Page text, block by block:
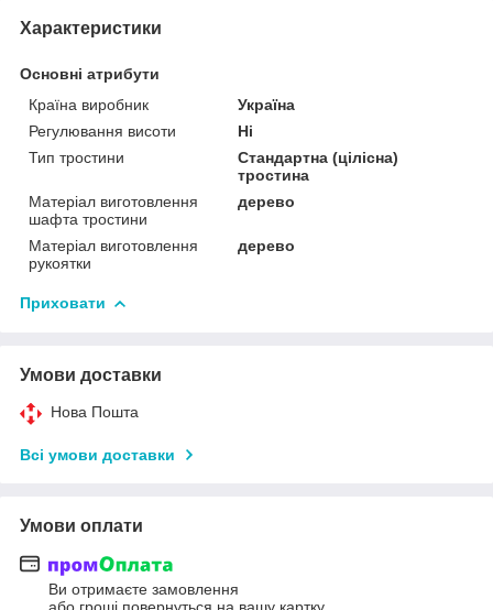
Характеристики
Основні атрибути
Країна виробник
Україна
Регулювання висоти
Ні
Тип тростини
Стандартна (цілісна)
тростина
Матеріал виготовлення
шафта тростини
дерево
Матеріал виготовлення
рукоятки
дерево
Приховати
Умови доставки
Нова Пошта
Всі умови доставки
Умови оплати
Ви отримаєте замовлення